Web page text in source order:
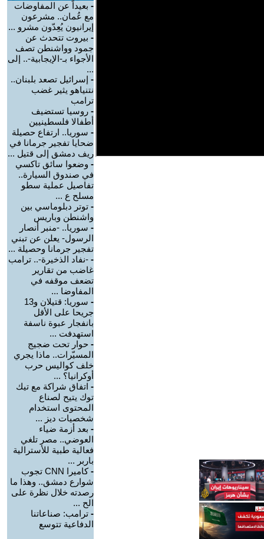
- بعيداً عن المفاوضات
مع عُمان.. مشرعون
إيرانيون يُعِدّون مشرو ...
- بيروت تتحدث عن
جمود وواشنطن تصف
الأجواء بـ-الإيجابية-.. إلى
...
- إسرائيل تصعد بلبنان..
نتنياهو يثير غضب
ترامب
- روسيا تستضيف
أطفالا فلسطينيين
- سوريا.. ارتفاع حصيلة
ضحايا تفجير جرمانا في
ريف دمشق إلى قتيل ...
- وضعوا سائق تاكسي
في صندوق السيارة..
تفاصيل عملية سطو
مسلح ع ...
- توتر دبلوماسي بين
واشنطن وباريس
- سوريا.. -منبر أنصار
الرسول- يعلن عن تبني
تفجير جرمانا وحصيلة ...
- -نفاد الذخيرة-.. ترامب
غاضب من تقارير
تضعف موقفه في
المفاوضا ...
-
سوريا: قتيلان و13
جريحا على الأقل
بانفجار عبوة ناسفة
استهدفت ...
- حوار تحت ضجيج
المسيّرات.. ماذا يجري
خلف كواليس حرب
أوكرانيا؟ ...
- اتفاق شراكة مع تيك
توك يتيح لصناع
المحتوى استخدام
شخصيات ديز ...
- بعد أزمة ضياء
العوضي.. مصر تلغي
فعالية طبية للأسترالية
باربر ...
-
كاميرا CNN تجوب
شوارع دمشق.. وهذا ما
رصدته خلال نظرة على
الح ...
- ترامب: صناعاتنا
الدفاعية تتوسع